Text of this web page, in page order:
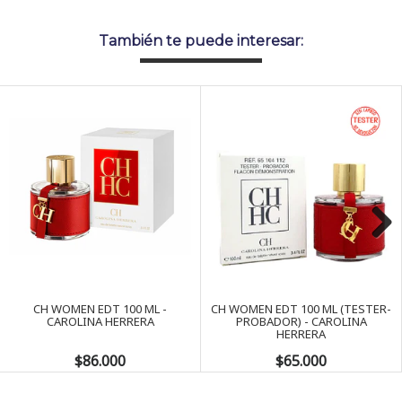
También te puede interesar:
CH WOMEN EDT 100 ML -
CAROLINA HERRERA
$86.000
CH WOMEN EDT 100 ML (TESTER-
PROBADOR) - CAROLINA
HERRERA
$65.000
Next